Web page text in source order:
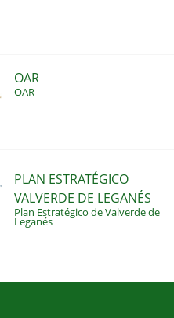
OAR
OAR
PLAN ESTRATÉGICO
VALVERDE DE LEGANÉS
Plan Estratégico de Valverde de
Leganés